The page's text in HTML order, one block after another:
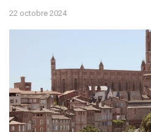
22 octobre 2024